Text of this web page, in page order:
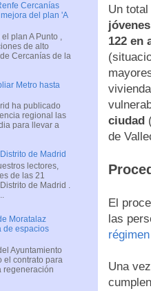
Un
122 en
ciudad
de
El
las
Una
Cercanías
del plan 'A
plan A Punto ,
de alto
Cercanías de la
Metro hasta
ha publicado
regional las
para llevar a
de Madrid
lectores,
de las 21
de Madrid .
Moratalaz
de espacios
Ayuntamiento
el contrato para
regeneración